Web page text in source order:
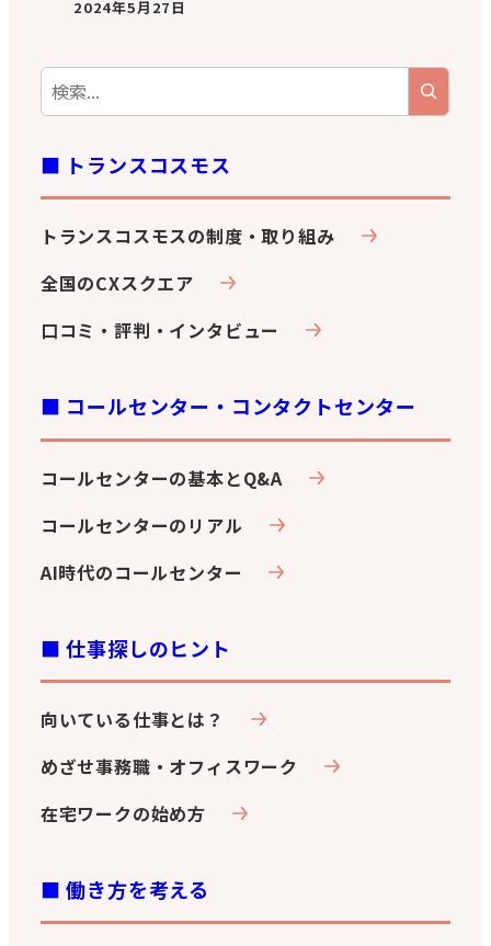
2024年5月27日
■ トランスコスモス
トランスコスモスの制度・取り組み
全国のCXスクエア
口コミ・評判・インタビュー
■ コールセンター・コンタクトセンター
コールセンターの基本とQ&A
コールセンターのリアル
AI時代のコールセンター
■ 仕事探しのヒント
向いている仕事とは？
めざせ事務職・オフィスワーク
在宅ワークの始め方
■ 働き方を考える